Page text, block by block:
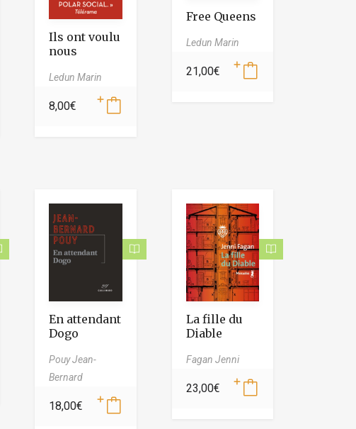
Ils ont voulu
nous
Ledun Marin
8,00€
Free Queens
Ledun Marin
21,00€
En attendant
Dogo
Pouy Jean-
Bernard
18,00€
La fille du
Diable
Fagan Jenni
23,00€